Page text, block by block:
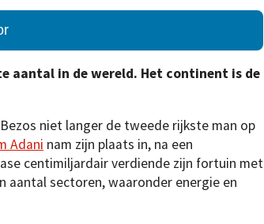
aantal in de wereld. Het continent is de
niet langer de tweede rijkste man op
Adani nam zijn plaats in, na een
centimiljardair verdiende zijn fortuin met
aantal sectoren, waaronder energie en